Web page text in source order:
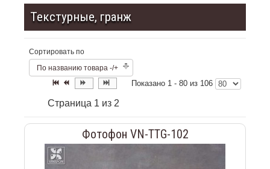
Текстурные, гранж
Сортировать по
По названию товара -/+
Показано 1 - 80 из 106
Страница 1 из 2
Фотофон VN-TTG-102